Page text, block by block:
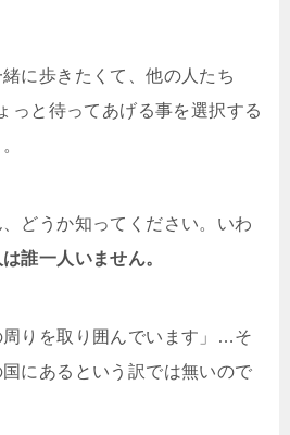
に歩きたくて、他の人たち
っと待ってあげる事を選択する
どうか知ってください。いわ
誰一人いません。
周りを取り囲んでいます」…そ
にあるという訳では無いので